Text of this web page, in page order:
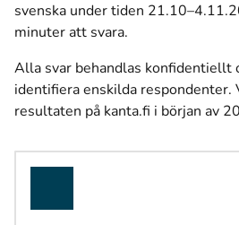
svenska under tiden
minuter att svara.
Alla svar behandlas konfidentiellt
identifiera enskilda respondenter.
resultaten på kanta.fi i början av